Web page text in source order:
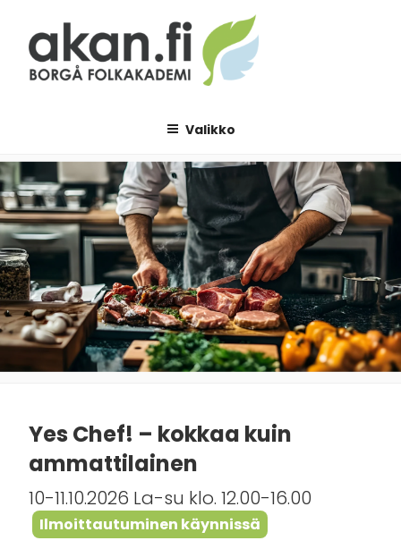
sisältöön
Valikko
Yes Chef! – kokkaa kuin
ammattilainen
10-11.10.2026 La-su klo. 12.00-16.00
Ilmoittautuminen käynnissä